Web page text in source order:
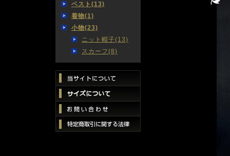
ベスト(13)
着物(1)
小物(23)
ニット帽子(13)
スカーフ(8)